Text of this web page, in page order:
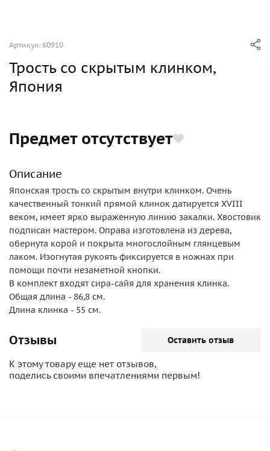
Артикул: 60910
Трость со скрытым клинком,
Япония
Предмет отсутствует
Описание
Японская трость со скрытым внутри клинком. Очень
качественный тонкий прямой клинок датируется XVIII
веком, имеет ярко выраженную линию закалки. Хвостовик
подписан мастером. Оправа изготовлена из дерева,
обернута корой и покрыта многослойным глянцевым
лаком. Изогнутая рукоять фиксируется в ножнах при
помощи почти незаметной кнопки.
В комплект входят сира-сайя для хранения клинка.
Общая длина - 86,8 см.
Длина клинка - 55 см.
Отзывы Оставить отзыв
К этому товару еще нет отзывов,
поделись своими впечатлениями первым!